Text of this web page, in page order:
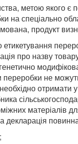
метою якого
на спеціально
продукт
про назву
переробки не
отримати
матеріалів
декларація